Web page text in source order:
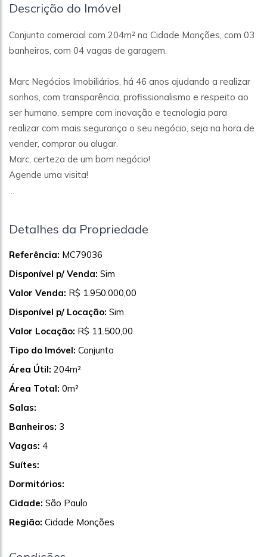
Descrição do Imóvel
Conjunto comercial com 204m² na Cidade Monções, com 03
banheiros, com 04 vagas de garagem.
Marc Negócios Imobiliários, há 46 anos ajudando a realizar
sonhos, com transparência, profissionalismo e respeito ao
ser humano, sempre com inovação e tecnologia para
realizar com mais segurança o seu negócio, seja na hora de
vender, comprar ou alugar.
Marc, certeza de um bom negócio!
Agende uma visita!
...
Detalhes da Propriedade
Referência: MC79036
Disponível p/ Venda: Sim
Valor Venda: R$ 1.950.000,00
Disponível p/ Locação: Sim
Valor Locação: R$ 11.500,00
Tipo do Imóvel: Conjunto
Área Útil: 204m²
Área Total: 0m²
Salas:
Banheiros: 3
Vagas: 4
Suítes:
Dormitórios:
Cidade: São Paulo
Região: Cidade Monções